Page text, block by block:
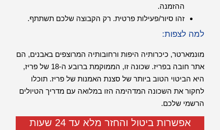
ההזמנה.
זהו סיור/פעילות פרטית. רק הקבוצה שלכם תשתתף.
למה לצפות:
מונמארטר, כיכרותיה היפות ורחובותיה המרוצפים באבנים, הם
אתר חובה בפריז. שכונה זו, הממוקמת ברובע ה-18 של פריז,
היא הביטוי הטוב ביותר של סצנת האמנות של פריז. תוכלו
לחקור את השכונה המדהימה הזו במלואה עם מדריך הטיולים
הרשמי שלכם.
אפשרות ביטול והחזר מלא עד 24 שעות